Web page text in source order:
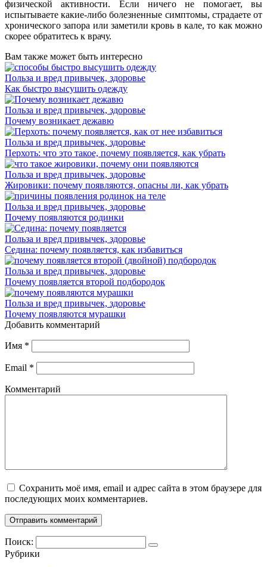
физической активности. Если ничего не помогает, вы
испытываете какие-либо болезненные симптомы, страдаете от
хронического запора или заметили кровь в кале, то как можно
скорее обратитесь к врачу.
Вам также может быть интересно
Польза и вред привычек, здоровье
Как быстро высушить одежду
Польза и вред привычек, здоровье
Почему возникает дежавю
Польза и вред привычек, здоровье
Перхоть: что это такое, почему появляется, как убрать
Польза и вред привычек, здоровье
Жировики: почему появляются, опасны ли, как убрать
Польза и вред привычек, здоровье
Почему появляются родинки
Польза и вред привычек, здоровье
Седина: почему появляется, как избавиться
Польза и вред привычек, здоровье
Почему появляется второй подбородок
Польза и вред привычек, здоровье
Почему появляются мурашки
Добавить комментарий
Имя *
Email *
Комментарий
Сохранить моё имя, email и адрес сайта в этом браузере для
последующих моих комментариев.
Поиск:
Рубрики